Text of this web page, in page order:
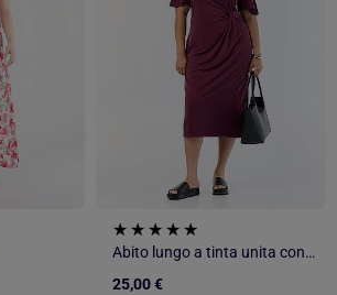
Abito lungo a tinta unita con nodo davanti
25,00 €